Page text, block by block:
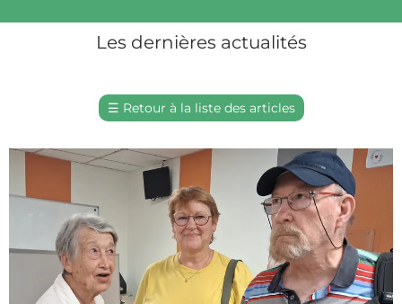
Les dernières actualités
☰ Retour à la liste des articles